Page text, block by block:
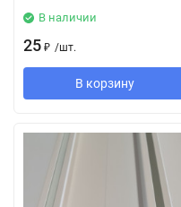
В наличии
25 ₽ /шт.
В корзину